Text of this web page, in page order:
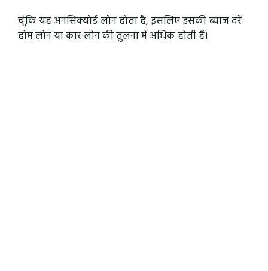
चूंकि यह अनसिक्योर्ड लोन होता है, इसलिए इसकी ब्याज दरें
होम लोन या कार लोन की तुलना में अधिक होती हैं।